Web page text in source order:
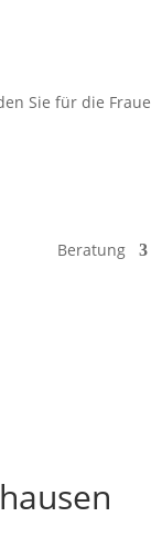
Sie für die
Beratung